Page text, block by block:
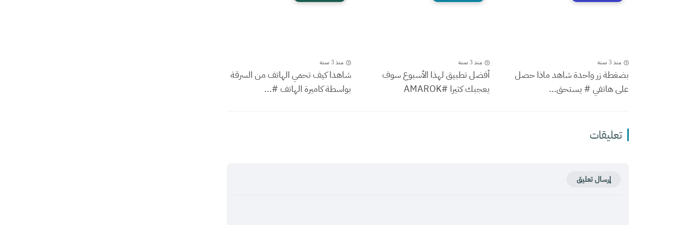
منذ 3 سنة
بضغطة زر واحدة شاهد ماذا حصل
على هاتفي # يستحق...
منذ 3 سنة
أفضل تطبيق لهذا الأسبوع سوف
يعجبك كثيرا #AMAROK
منذ 3 سنة
شاهدا كيف تحمي الهاتف من السرقة
بواسطة كاميرة الهاتف #...
تعليقات
إرسال تعليق